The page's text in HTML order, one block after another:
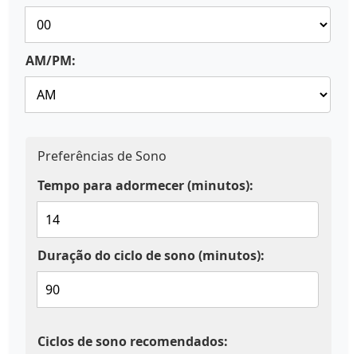
AM/PM:
Preferências de Sono
Tempo para adormecer (minutos):
Duração do ciclo de sono (minutos):
Ciclos de sono recomendados: